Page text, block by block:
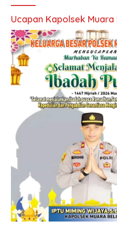
Ucapan Kapolsek Muara